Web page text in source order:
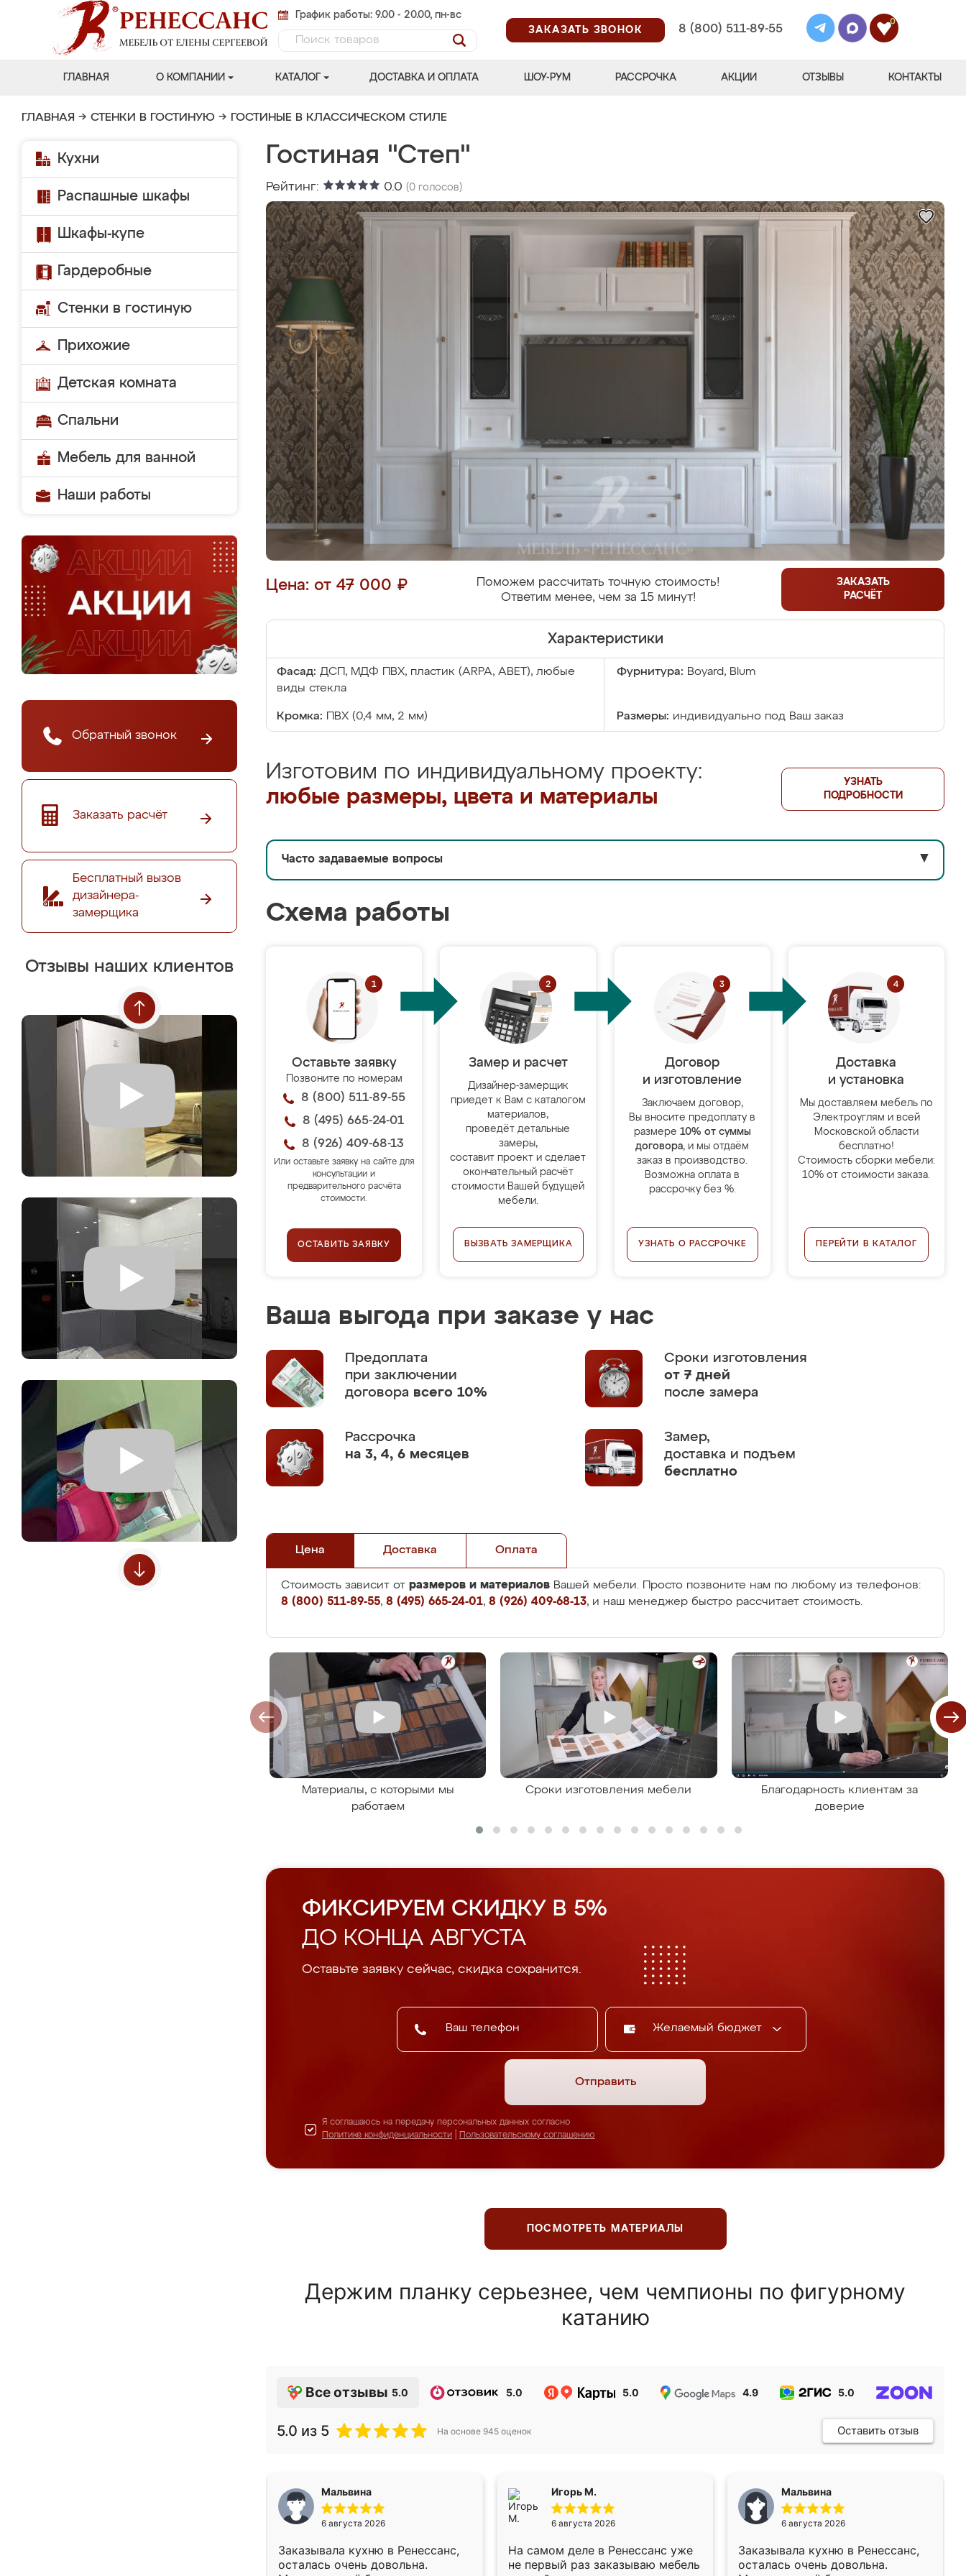
График работы: 9.00 - 20.00, пн-вс
ЗАКАЗАТЬ ЗВОНОК
8 (800) 511-89-55
0
ГЛАВНАЯ О КОМПАНИИ КАТАЛОГ ДОСТАВКА И ОПЛАТА ШОУ-РУМ РАССРОЧКА АКЦИИ ОТЗЫВЫ КОНТАКТЫ
ГЛАВНАЯ → СТЕНКИ В ГОСТИНУЮ → ГОСТИНЫЕ В КЛАССИЧЕСКОМ СТИЛЕ
Кухни
Распашные шкафы
Шкафы-купе
Гардеробные
Стенки в гостиную
Прихожие
Детская комната
Спальни
Мебель для ванной
Наши работы
Обратный звонок
Заказать расчёт
Бесплатный вызов
дизайнера-
замерщика
Отзывы наших клиентов
Гостиная "Степ"
Рейтинг: 0.0 (0 голосов)
Цена: от 47 000 ₽
Поможем рассчитать точную стоимость!
Ответим менее, чем за 15 минут!
ЗАКАЗАТЬ
РАСЧЁТ
Характеристики
Фасад: ДСП, МДФ ПВХ, пластик (ARPA, ABET), любые
виды стекла
Фурнитура: Boyard, Blum
Кромка: ПВХ (0,4 мм, 2 мм) Размеры: индивидуально под Ваш заказ
Изготовим по индивидуальному проекту:
любые размеры, цвета и материалы
УЗНАТЬ
ПОДРОБНОСТИ
Часто задаваемые вопросы ▼
Схема работы
Оставьте заявку
Позвоните по номерам
8 (800) 511-89-55
8 (495) 665-24-01
8 (926) 409-68-13
Или оставьте заявку на сайте для
консультации и
предварительного расчёта
стоимости.
ОСТАВИТЬ ЗАЯВКУ
Замер и расчет
Дизайнер-замерщик
приедет к Вам с каталогом
материалов,
проведёт детальные
замеры,
составит проект и сделает
окончательный расчёт
стоимости Вашей будущей
мебели.
ВЫЗВАТЬ ЗАМЕРЩИКА
Договор
и изготовление
Заключаем договор,
Вы вносите предоплату в
размере 10% от суммы
договора, и мы отдаём
заказ в производство.
Возможна оплата в
рассрочку без %.
УЗНАТЬ О РАССРОЧКЕ
Доставка
и установка
Мы доставляем мебель по
Электроуглям и всей
Московской области
бесплатно!
Стоимость сборки мебели:
10% от стоимости заказа.
ПЕРЕЙТИ В КАТАЛОГ
Ваша выгода при заказе у нас
Предоплата
при заключении
договора всего 10%
Сроки изготовления
от 7 дней
после замера
Рассрочка
на 3, 4, 6 месяцев
Замер,
доставка и подъем
бесплатно
Цена Доставка Оплата
Стоимость зависит от размеров и материалов Вашей мебели. Просто позвоните нам по любому из телефонов:
8 (800) 511-89-55, 8 (495) 665-24-01, 8 (926) 409-68-13, и наш менеджер быстро рассчитает стоимость.
Материалы, с которыми мы
работаем
Сроки изготовления мебели
Благодарность клиентам за
доверие
ФИКСИРУЕМ СКИДКУ В 5%
ДО КОНЦА АВГУСТА
Оставьте заявку сейчас, скидка сохранится.
Желаемый бюджет
Отправить
Я соглашаюсь на передачу персональных данных согласно
Политике конфиденциальности
Пользовательскому соглашению
ПОСМОТРЕТЬ МАТЕРИАЛЫ
Держим планку серьезнее, чем чемпионы по фигурному
катанию
Все отзывы 5.0 5.0 5.0 4.9 5.0
5.0 из 5 На основе 945 оценок Оставить отзыв
Мальвина
6 августа 2026
Заказывала кухню в Ренессанс,
осталась очень довольна.
Игорь М.
6 августа 2026
На самом деле в Ренессанс уже
не первый раз заказываю мебель
Мальвина
6 августа 2026
Заказывала кухню в Ренессанс,
осталась очень довольна.